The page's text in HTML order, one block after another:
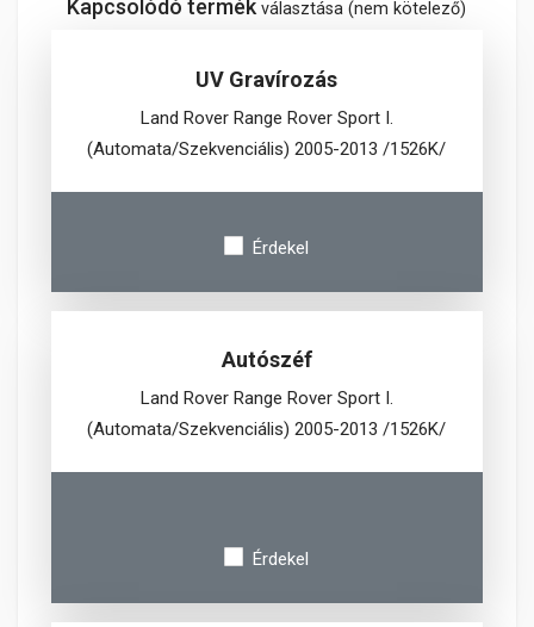
Kapcsolódó termékválasztása (nem kötelező)
UV Gravírozás
Land Rover Range Rover Sport I.
(Automata/Szekvenciális) 2005-2013 /1526K/
Érdekel
Autószéf
Land Rover Range Rover Sport I.
(Automata/Szekvenciális) 2005-2013 /1526K/
Érdekel